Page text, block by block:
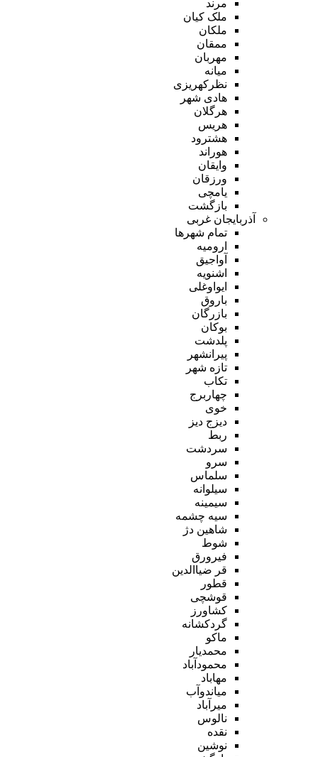
مرند
ملک کیان
ملکان
ممقان
مهربان
میانه
نظرکهریزی
هادی شهر
هرگلان
هریس
هشترود
هوراند
وایقان
ورزقان
یامچی
بازگشت
آذربایجان غربی
تمام شهر‌ها
ارومیه
آواجیق
اشنویه
ایواوغلی
باروق
بازرگان
بوکان
پلدشت
پیرانشهر
تازه شهر
تکاب
چهاربرج
خوی
دیزج دیز
ربط
سردشت
سرو
سلماس
سیلوانه
سیمینه
سیه چشمه
شاهین دژ
شوط
فیرورق
قر ضیاالدین
قطور
قوشچی
کشاورز
گردکشانه
ماکو
محمدیار
محمودآباد
مهاباد
میاندوآب
میرآباد
نالوس
نقده
نوشین